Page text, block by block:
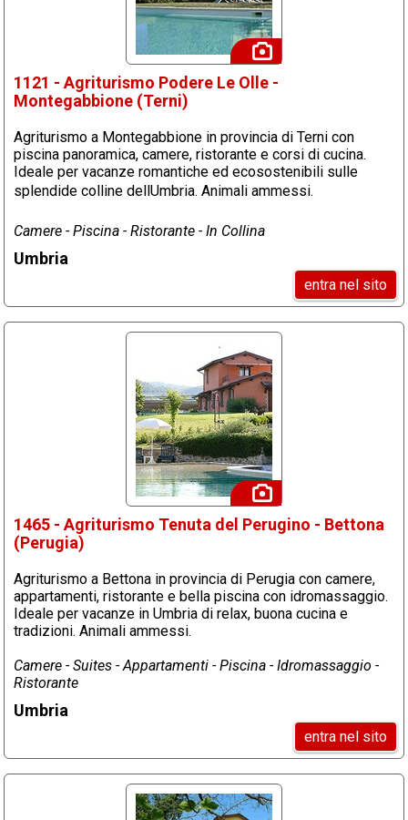
1121 - Agriturismo Podere Le Olle -
Montegabbione (Terni)
Agriturismo a Montegabbione in provincia di Terni con
piscina panoramica, camere, ristorante e corsi di cucina.
Ideale per vacanze romantiche ed ecosostenibili sulle
splendide colline dellUmbria. Animali ammessi.
Camere - Piscina - Ristorante - In Collina
Umbria
entra nel sito
1465 - Agriturismo Tenuta del Perugino - Bettona
(Perugia)
Agriturismo a Bettona in provincia di Perugia con camere,
appartamenti, ristorante e bella piscina con idromassaggio.
Ideale per vacanze in Umbria di relax, buona cucina e
tradizioni. Animali ammessi.
Camere - Suites - Appartamenti - Piscina - Idromassaggio -
Ristorante
Umbria
entra nel sito